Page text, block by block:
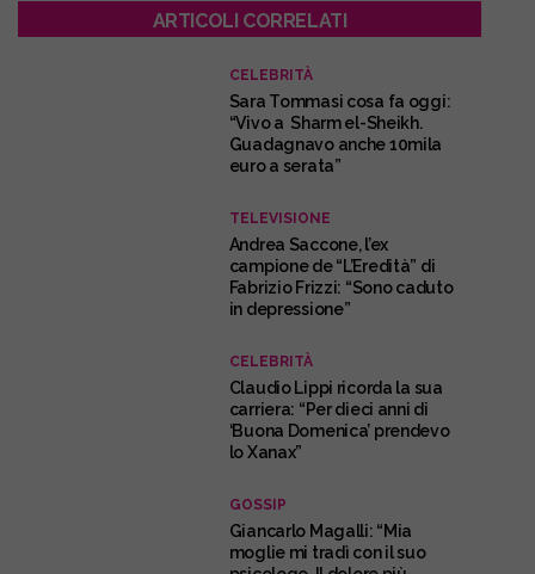
ARTICOLI CORRELATI
CELEBRITÀ
Sara Tommasi cosa fa oggi:
“Vivo a Sharm el-Sheikh.
Guadagnavo anche 10mila
euro a serata”
TELEVISIONE
Andrea Saccone, l’ex
campione de “L’Eredità” di
Fabrizio Frizzi: “Sono caduto
in depressione”
CELEBRITÀ
Claudio Lippi ricorda la sua
carriera: “Per dieci anni di
‘Buona Domenica’ prendevo
lo Xanax”
GOSSIP
Giancarlo Magalli: “Mia
moglie mi tradì con il suo